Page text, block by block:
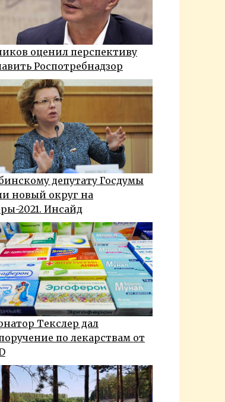
оценил перспективу
Роспотребнадзор
депутату Госдумы
новый округ на
2021. Инсайд
Текслер дал
по лекарствам от